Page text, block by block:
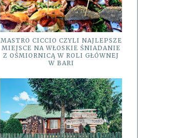
MASTRO CICCIO CZYLI NAJLEPSZE
MIEJSCE NA WŁOSKIE ŚNIADANIE
Z OŚMIORNICĄ W ROLI GŁÓWNEJ
W BARI